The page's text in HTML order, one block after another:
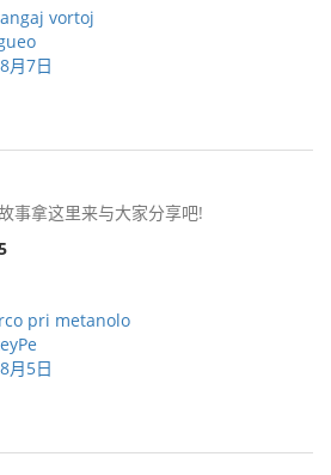
vortoj
月7日
事拿这里来与大家分享吧!
pri metanolo
月5日